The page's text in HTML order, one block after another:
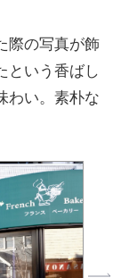
際の写真が飾
という香ばし
わい。素朴な